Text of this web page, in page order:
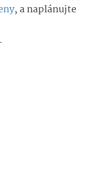
, a naplánujte